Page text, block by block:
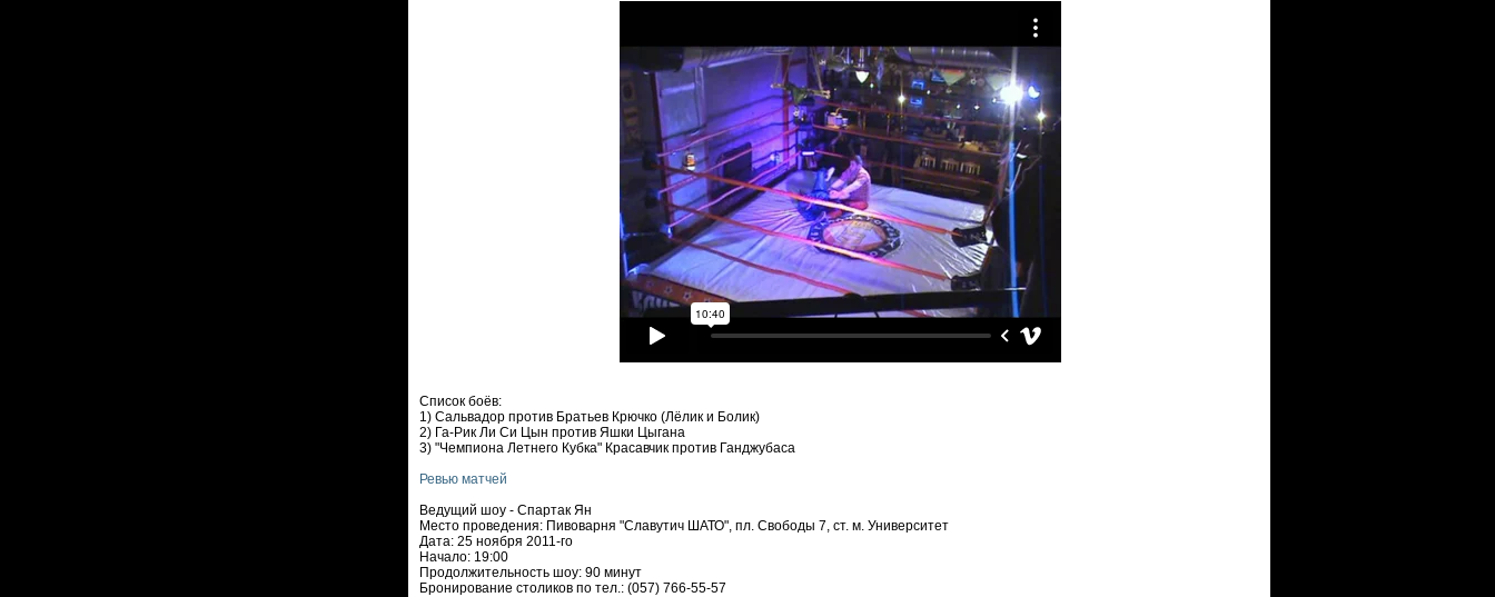
Список боёв:
1) Сальвадор против Братьев Крючко (Лёлик и Болик)
2) Га-Рик Ли Си Цын против Яшки Цыгана
3) "Чемпиона Летнего Кубка" Красавчик против Ганджубаса
Ревью матчей
Ведущий шоу - Спартак Ян
Место проведения: Пивоварня "Славутич ШАТО", пл. Свободы 7, ст. м. Университет
Дата: 25 ноября 2011-го
Начало: 19:00
Продолжительность шоу: 90 минут
Бронирование столиков по тел.: (057) 766-55-57